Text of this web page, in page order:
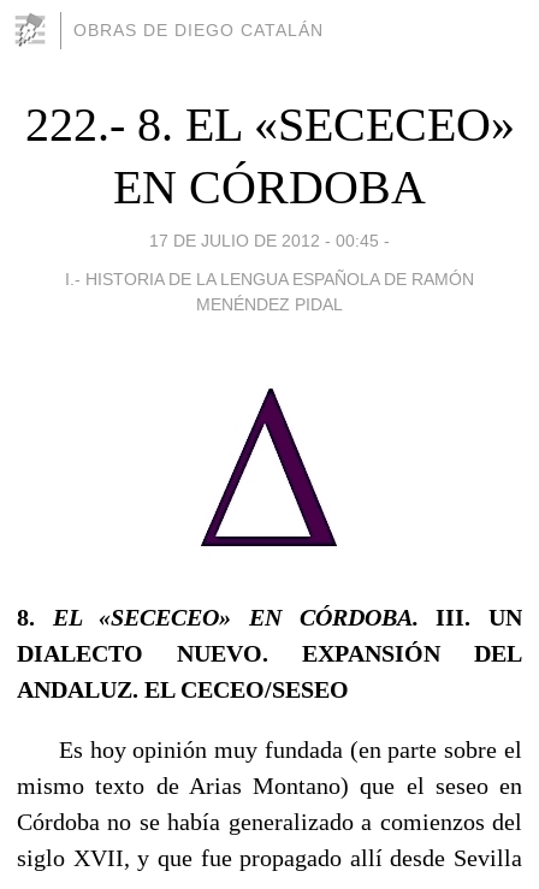
OBRAS DE DIEGO CATALÁN
222.- 8. EL «SECECEO»
EN CÓRDOBA
17 DE JULIO DE 2012 - 00:45 -
I.- HISTORIA DE LA LENGUA ESPAÑOLA DE RAMÓN
MENÉNDEZ PIDAL
8. EL «SECECEO» EN CÓRDOBA.III. UN
DIALECTO NUEVO. EXPANSIÓN DEL
ANDALUZ. EL CECEO/SESEO
Es hoy opinión muy fundada (en parte sobre el
mismo texto de Arias Montano) que el seseo en
Córdoba no se había generalizado a comienzos del
siglo XVII, y que fue propagado allí desde Sevilla